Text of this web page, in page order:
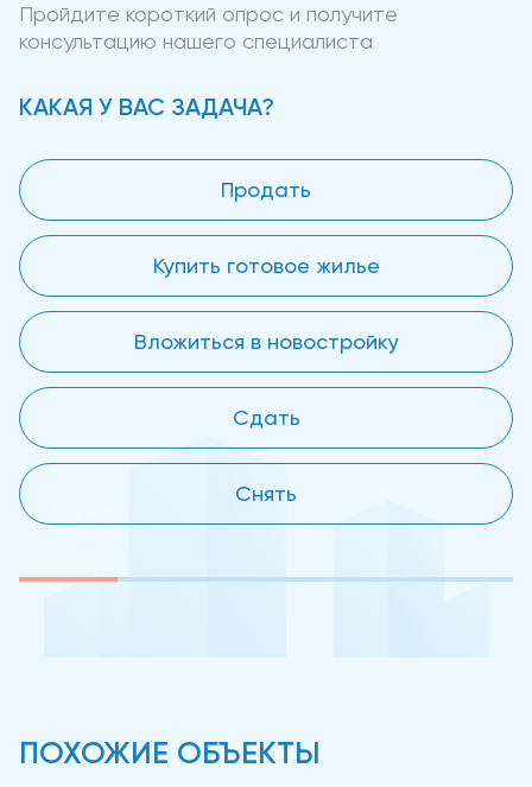
Пройдите короткий опрос и получите
консультацию нашего специалиста
КАКАЯ У ВАС ЗАДАЧА?
Продать
Купить готовое жилье
Вложиться в новостройку
Сдать
Снять
ПОХОЖИЕ ОБЪЕКТЫ